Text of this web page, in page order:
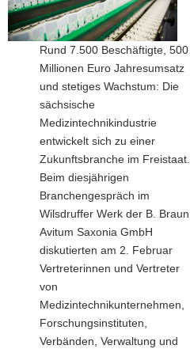
im
Freistaat
Sachsen
beschlossen"
Rund 7.500 Beschäftigte, 500
Millionen Euro Jahresumsatz
und stetiges Wachstum: Die
sächsische
Medizintechnikindustrie
entwickelt sich zu einer
Zukunftsbranche im Freistaat.
Beim diesjährigen
Branchengespräch im
Wilsdruffer Werk der B. Braun
Avitum Saxonia GmbH
diskutierten am 2. Februar
Vertreterinnen und Vertreter
von
Medizintechnikunternehmen,
Forschungsinstituten,
Verbänden, Verwaltung und